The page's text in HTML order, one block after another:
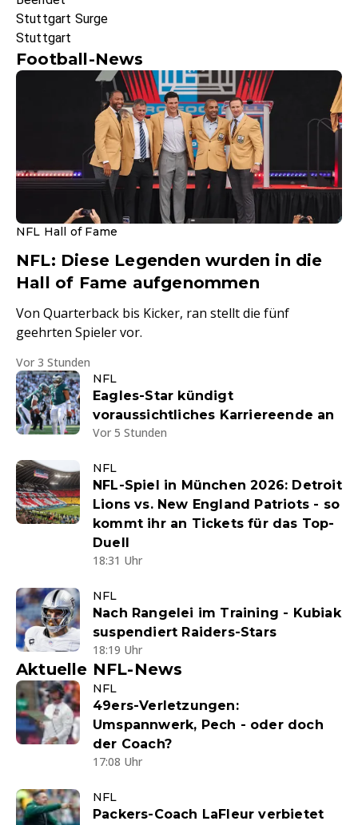
Stuttgart Surge
Stuttgart
Football-News
NFL Hall of Fame
NFL: Diese Legenden wurden in die
Hall of Fame aufgenommen
Von Quarterback bis Kicker, ran stellt die fünf
geehrten Spieler vor.
Vor 3 Stunden
NFL
Eagles-Star kündigt
voraussichtliches Karriereende an
Vor 5 Stunden
NFL
NFL-Spiel in München 2026: Detroit
Lions vs. New England Patriots - so
kommt ihr an Tickets für das Top-
Duell
18:31 Uhr
NFL
Nach Rangelei im Training - Kubiak
suspendiert Raiders-Stars
18:19 Uhr
Aktuelle NFL-News
NFL
49ers-Verletzungen:
Umspannwerk, Pech - oder doch
der Coach?
17:08 Uhr
NFL
Packers-Coach LaFleur verbietet